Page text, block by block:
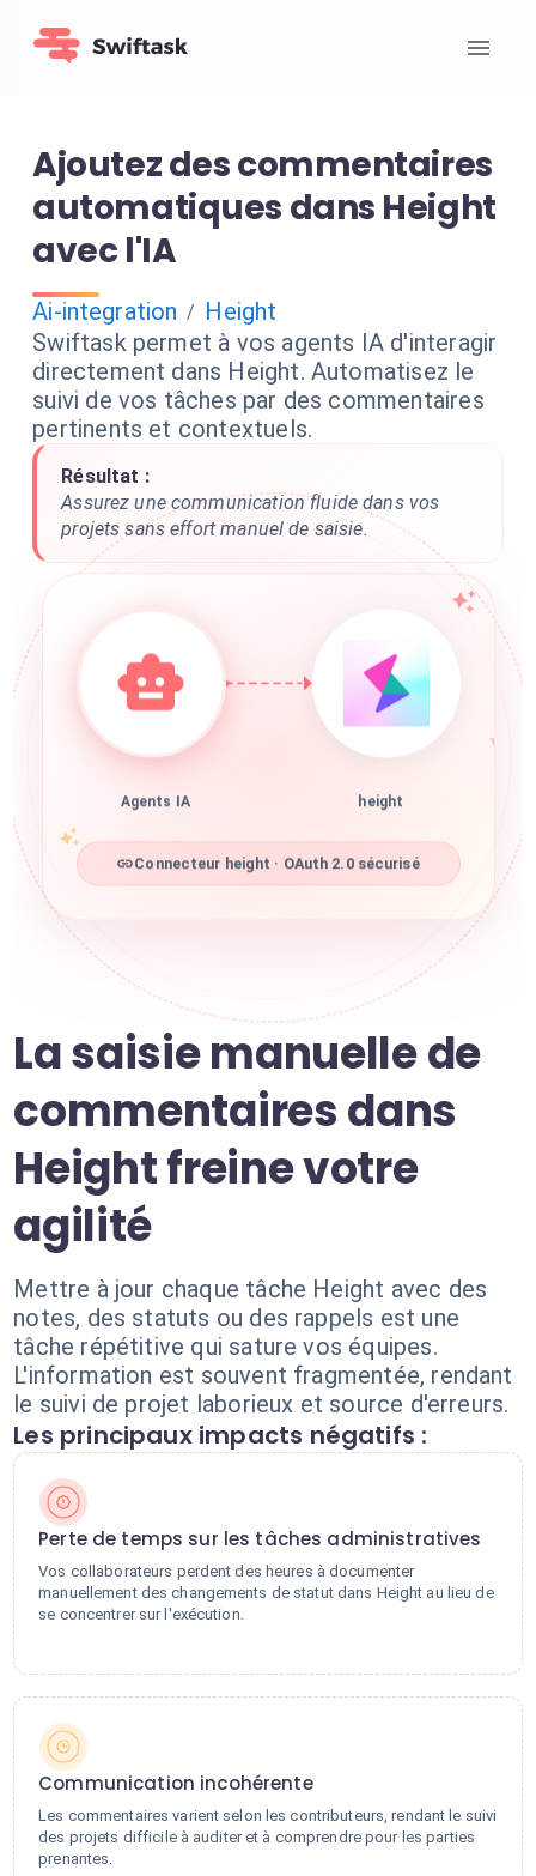
Ajoutez des commentaires
automatiques dans Height
avec l'IA
Ai-integration / Height
Swiftask permet à vos agents IA d'interagir
directement dans Height. Automatisez le
suivi de vos tâches par des commentaires
pertinents et contextuels.
Résultat :
Assurez une communication fluide dans vos
projets sans effort manuel de saisie.
Agents IA height
Connecteur height · OAuth 2.0 sécurisé
La saisie manuelle de
commentaires dans
Height freine votre
agilité
Mettre à jour chaque tâche Height avec des
notes, des statuts ou des rappels est une
tâche répétitive qui sature vos équipes.
L'information est souvent fragmentée, rendant
le suivi de projet laborieux et source d'erreurs.
Les principaux impacts négatifs :
Perte de temps sur les tâches administratives
Vos collaborateurs perdent des heures à documenter
manuellement des changements de statut dans Height au lieu de
se concentrer sur l'exécution.
Communication incohérente
Les commentaires varient selon les contributeurs, rendant le suivi
des projets difficile à auditer et à comprendre pour les parties
prenantes.